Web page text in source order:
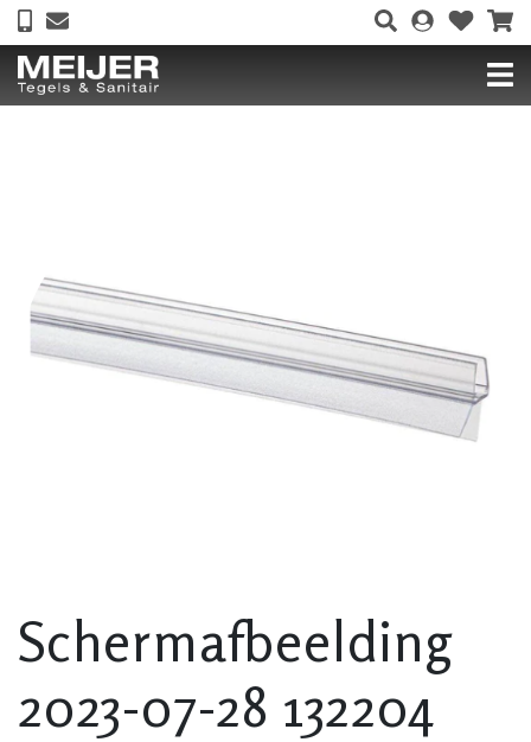
Schermafbeelding
2023-07-28 132204